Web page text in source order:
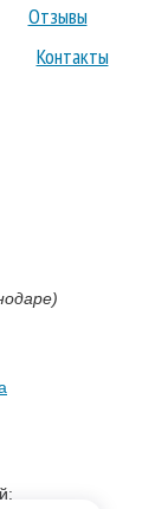
Отзывы
Контакты